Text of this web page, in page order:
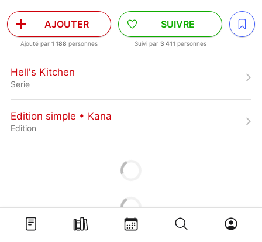
AJOUTER
Ajouté par 1 188 personnes
SUIVRE
Suivi par 3 411 personnes
Hell's Kitchen
Serie
Edition simple • Kana
Edition